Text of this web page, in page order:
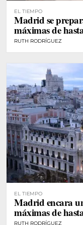
EL TIEMPO
Madrid se
máximas de
RUTH RODRÍGUEZ
EL TIEMPO
Madrid encara
máximas de
RUTH RODRÍGUEZ